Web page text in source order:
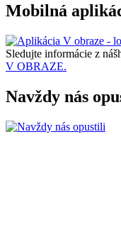
Mobilná
Sledujte informácie z
V OBRAZE.
Navždy nás